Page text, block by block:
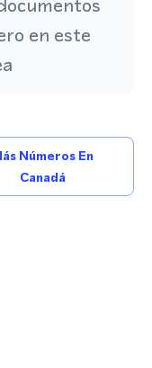
en este
Números En
Canadá